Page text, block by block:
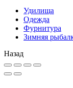
Удилища
Одежда
Фурнитура
Зимняя
Назад